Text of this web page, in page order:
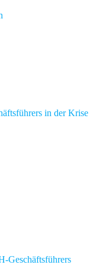
in der Krise
Geschäftsführers